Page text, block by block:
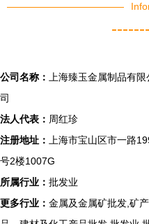
公司名称：
上海臻玉金属制品有限
司
法人代表： 周红珍
注册地址：
上海市宝山区市一路
号2楼1007G
所属行业： 批发业
更多行业： 金属及金属矿批发,矿产